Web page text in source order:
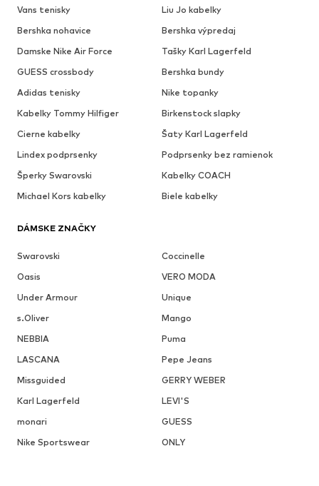
Vans tenisky
Liu Jo kabelky
Bershka nohavice
Bershka výpredaj
Damske Nike Air Force
Tašky Karl Lagerfeld
GUESS crossbody
Bershka bundy
Adidas tenisky
Nike topanky
Kabelky Tommy Hilfiger
Birkenstock slapky
Cierne kabelky
Šaty Karl Lagerfeld
Lindex podprsenky
Podprsenky bez ramienok
Šperky Swarovski
Kabelky COACH
Michael Kors kabelky
Biele kabelky
DÁMSKE ZNAČKY
Swarovski
Coccinelle
Oasis
VERO MODA
Under Armour
Unique
s.Oliver
Mango
NEBBIA
Puma
LASCANA
Pepe Jeans
Missguided
GERRY WEBER
Karl Lagerfeld
LEVI'S
monari
GUESS
Nike Sportswear
ONLY